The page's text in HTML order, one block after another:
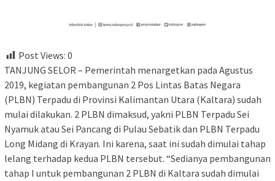
Post Views: 0
TANJUNG SELOR – Pemerintah menargetkan pada Agustus
2019, kegiatan pembangunan 2 Pos Lintas Batas Negara
(PLBN) Terpadu di Provinsi Kalimantan Utara (Kaltara) sudah
mulai dilakukan. 2 PLBN dimaksud, yakni PLBN Terpadu Sei
Nyamuk atau Sei Pancang di Pulau Sebatik dan PLBN Terpadu
Long Midang di Krayan. Ini karena, saat ini sudah dimulai tahap
lelang terhadap kedua PLBN tersebut. “Sedianya pembangunan
tahap I untuk pembangunan 2 PLBN di Kaltara sudah dimulai